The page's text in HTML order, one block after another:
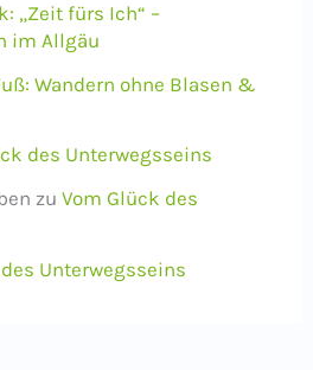
„Zeit fürs Ich“ –
im Allgäu
Wandern ohne Blasen &
des Unterwegsseins
zuVom Glück des
Unterwegsseins